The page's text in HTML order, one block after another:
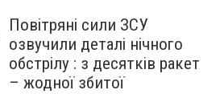
Повітряні сили ЗСУ
озвучили деталі нічного
обстрілу : з десятків ракет
– жодної збитої